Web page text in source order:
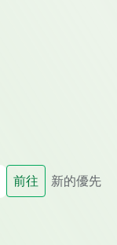
前往 新的優先